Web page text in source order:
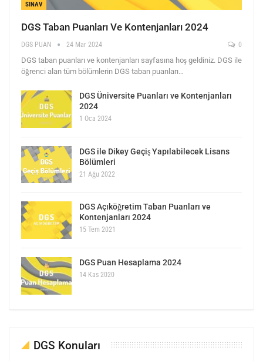
SINAV
DGS Taban Puanları Ve Kontenjanları 2024
DGS PUAN 24 Mar 2024 0
DGS taban puanları ve kontenjanları sayfasına hoş geldiniz. DGS ile
öğrenci alan tüm bölümlerin DGS taban puanları…
DGS Üniversite Puanları ve Kontenjanları
2024
1 Oca 2024
DGS ile Dikey Geçiş Yapılabilecek Lisans
Bölümleri
21 Ağu 2022
DGS Açıköğretim Taban Puanları ve
Kontenjanları 2024
15 Tem 2021
DGS Puan Hesaplama 2024
14 Kas 2020
DGS Konuları